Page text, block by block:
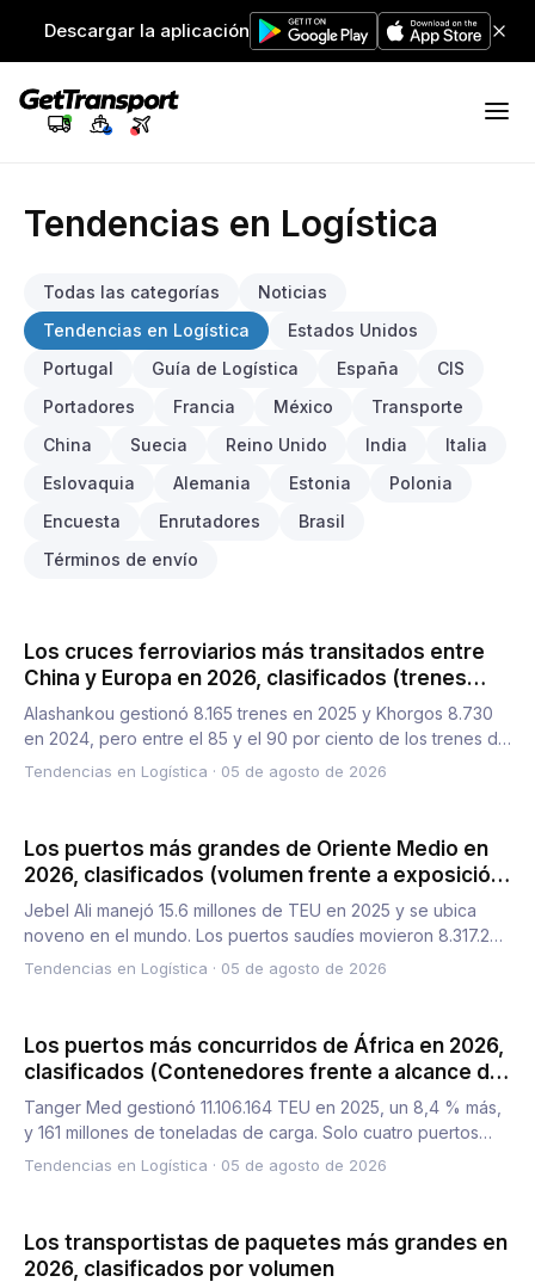
Descargar la aplicación
Tendencias en Logística
Todas las categorías
Noticias
Tendencias en Logística
Estados Unidos
Portugal
Guía de Logística España
CIS
Portadores
Francia México
Transporte
China
Suecia Reino Unido India
Italia
Eslovaquia
Alemania Estonia
Polonia
Encuesta
Enrutadores
Brasil
Términos de envío
Los cruces ferroviarios más transitados entre
China y Europa en 2026, clasificados (trenes
frente a riesgo de cuellos de botella)
Alashankou gestionó 8.165 trenes en 2025 y Khorgos 8.730
en 2024, pero entre el 85 y el 90 por ciento de los trenes de
C…
Tendencias en Logística · 05 de agosto de 2026
Los puertos más grandes de Oriente Medio en
2026, clasificados (volumen frente a exposición
a estrechos)
Jebel Ali manejó 15.6 millones de TEU en 2025 y se ubica
noveno en el mundo. Los puertos saudíes movieron 8.317.235
TEU,…
Tendencias en Logística · 05 de agosto de 2026
Los puertos más concurridos de África en 2026,
clasificados (Contenedores frente a alcance del
corredor)
Tanger Med gestionó 11.106.164 TEU en 2025, un 8,4 % más,
y 161 millones de toneladas de carga. Solo cuatro puertos
afri…
Tendencias en Logística · 05 de agosto de 2026
Los transportistas de paquetes más grandes en
2026, clasificados por volumen